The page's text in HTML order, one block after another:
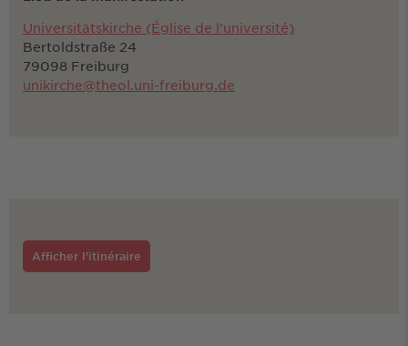
Universitätskirche (Église de l’université)
Bertoldstraße 24
79098 Freiburg
unikirche@theol.uni-freiburg.de
Afficher l'itinéraire